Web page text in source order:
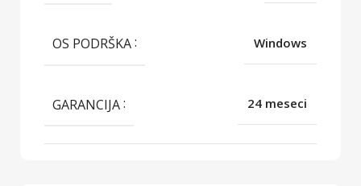
OS PODRŠKA Windows
GARANCIJA 24 meseci